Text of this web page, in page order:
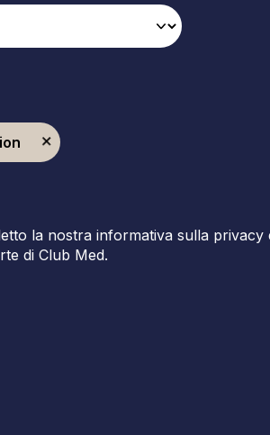
la nostra informativa sulla privacy
di Club Med.